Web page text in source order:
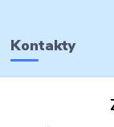
Kontakty